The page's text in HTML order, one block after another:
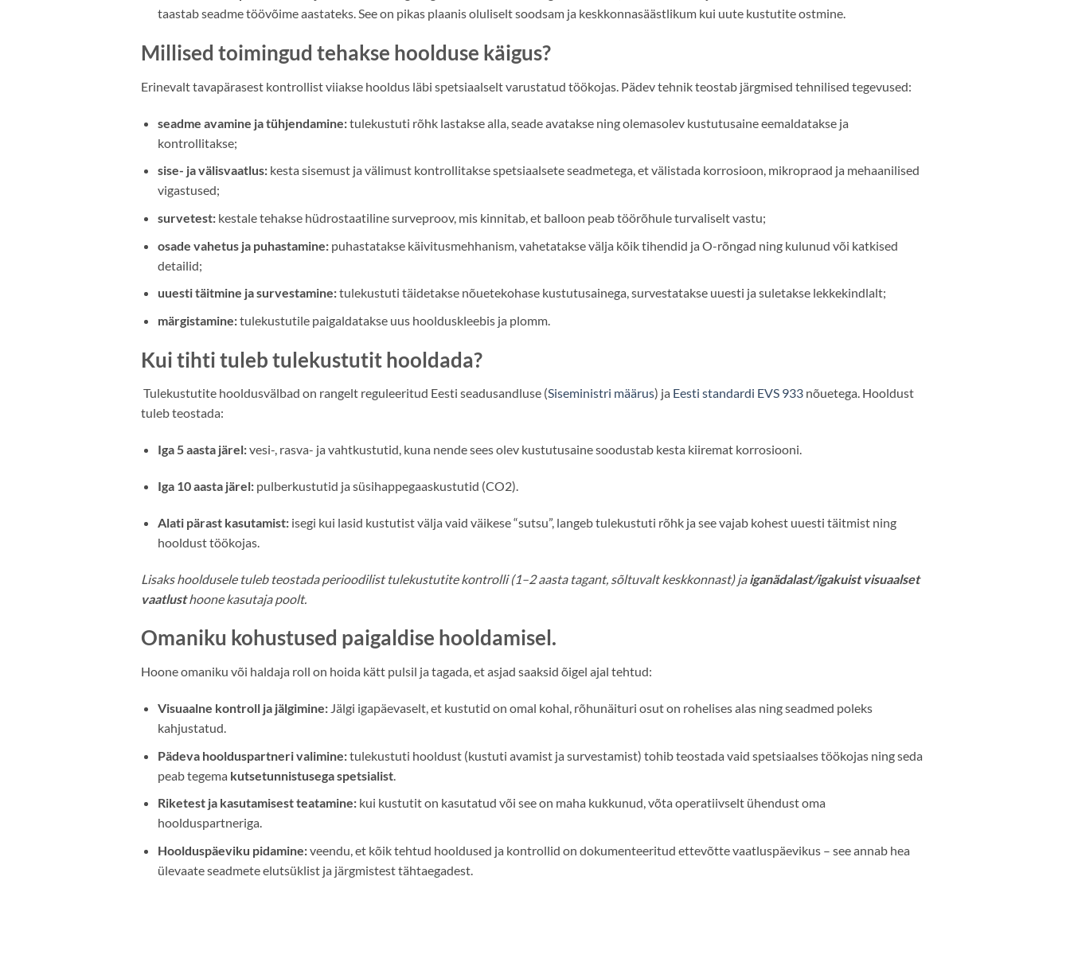
taastab seadme töövõime aastateks. See on pikas plaanis oluliselt soodsam ja keskkonnasäästlikum kui uute kustutite ostmine.
Millised toimingud tehakse hoolduse käigus?
Erinevalt tavapärasest kontrollist viiakse hooldus läbi spetsiaalselt varustatud töökojas. Pädev tehnik teostab järgmised tehnilised tegevused:
seadme avamine ja tühjendamine:tulekustuti rõhk lastakse alla, seade avatakse ning olemasolev kustutusaine eemaldatakse ja
kontrollitakse;
sise- ja välisvaatlus:kesta sisemust ja välimust kontrollitakse spetsiaalsete seadmetega, et välistada korrosioon, mikropraod ja mehaanilised
vigastused;
survetest:kestale tehakse hüdrostaatiline surveproov, mis kinnitab, et balloon peab töörõhule turvaliselt vastu;
osade vahetus ja puhastamine:puhastatakse käivitusmehhanism, vahetatakse välja kõik tihendid ja O-rõngad ning kulunud või katkised
detailid;
uuesti täitmine ja survestamine:tulekustuti täidetakse nõuetekohase kustutusainega, survestatakse uuesti ja suletakse lekkekindlalt;
märgistamine:tulekustutile paigaldatakse uus hoolduskleebis ja plomm.
Kui tihti tuleb tulekustutit hooldada?
Tulekustutite hooldusvälbad on rangelt reguleeritud Eesti seadusandluse (Siseministri määrus) ja Eesti standardi EVS 933 nõuetega. Hooldust
tuleb teostada:
Iga 5 aasta järel:vesi-, rasva- ja vahtkustutid, kuna nende sees olev kustutusaine soodustab kesta kiiremat korrosiooni.
Iga 10 aasta järel:pulberkustutid ja süsihappegaaskustutid (CO2).
Alati pärast kasutamist:isegi kui lasid kustutist välja vaid väikese “sutsu”, langeb tulekustuti rõhk ja see vajab kohest uuesti täitmist ning
hooldust töökojas.
Lisaks hooldusele tuleb teostada perioodilist tulekustutite kontrolli (1–2 aasta tagant, sõltuvalt keskkonnast) jaiganädalast/igakuist visuaalset
vaatlusthoone kasutaja poolt.
Omaniku kohustused paigaldise hooldamisel.
Hoone omaniku või haldaja roll on hoida kätt pulsil ja tagada, et asjad saaksid õigel ajal tehtud:
Visuaalne kontroll ja jälgimine:Jälgi igapäevaselt, et kustutid on omal kohal, rõhunäituri osut on rohelises alas ning seadmed poleks
kahjustatud.
Pädeva hoolduspartneri valimine:tulekustuti hooldust (kustuti avamist ja survestamist) tohib teostada vaid spetsiaalses töökojas ning seda
peab tegema kutsetunnistusega spetsialist.
Riketest ja kasutamisest teatamine:kui kustutit on kasutatud või see on maha kukkunud, võta operatiivselt ühendust oma
hoolduspartneriga.
Hoolduspäeviku pidamine:veendu, et kõik tehtud hooldused ja kontrollid on dokumenteeritud ettevõtte vaatluspäevikus – see annab hea
ülevaate seadmete elutsüklist ja järgmistest tähtaegadest.